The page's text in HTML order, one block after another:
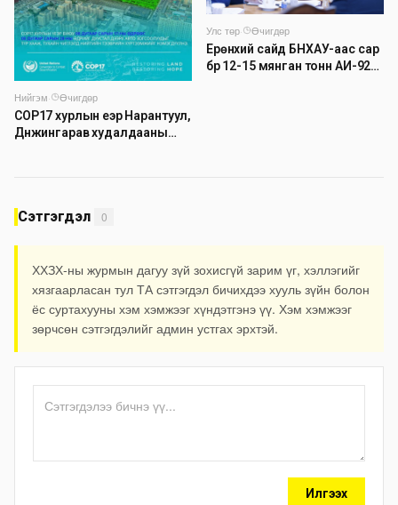
Нийгэм·
Өчигдөр
COP17 хурлын үеэр Нарантуул,
Дүнжингарав худалдааны
Улс төр·
Өчигдөр
Ерөнхий сайд БНХАУ-аас сар
бүр 12-15 мянган тонн АИ-92
Сэтгэгдэл 0
ХХЗХ-ны журмын дагуу зүй зохисгүй зарим үг, хэллэгийг
хязгаарласан тул ТА сэтгэгдэл бичихдээ хууль зүйн болон
ёс суртахууны хэм хэмжээг хүндэтгэнэ үү. Хэм хэмжээг
зөрчсөн сэтгэгдэлийг админ устгах эрхтэй.
Илгээх